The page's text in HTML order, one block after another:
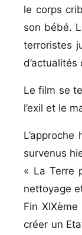
le corps
son bébé.
terroristes
d’actualités
Le film se
l’exil et le
survenus
« La Terre
nettoyage
Fin
créer un